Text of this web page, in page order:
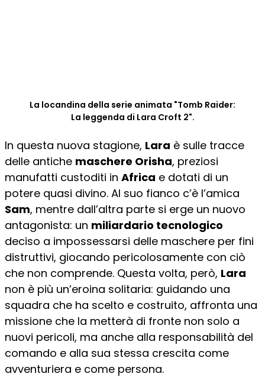
La locandina della serie animata "Tomb Raider:
La leggenda di Lara Croft 2".
In questa nuova stagione, Lara è sulle tracce
delle antiche maschere Orisha, preziosi
manufatti custoditi in Africa e dotati di un
potere quasi divino. Al suo fianco c’è l’amica
Sam, mentre dall’altra parte si erge un nuovo
antagonista: un miliardario tecnologico
deciso a impossessarsi delle maschere per fini
distruttivi, giocando pericolosamente con ciò
che non comprende. Questa volta, però, Lara
non è più un’eroina solitaria: guidando una
squadra che ha scelto e costruito, affronta una
missione che la metterà di fronte non solo a
nuovi pericoli, ma anche alla responsabilità del
comando e alla sua stessa crescita come
avventuriera e come persona.